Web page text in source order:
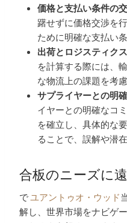
価格と支払い条件の
躇せずに価格交渉を
ために明確な支払い
出荷とロジスティク
を計算する際には、
な物流上の課題を考慮
サプライヤーとの明
イヤーとの明確なコ
を確立し、具体的な
ることで、誤解や潜
合板のニーズに
で ユアントゥオ・ウッド
解し、世界市場をナビゲ